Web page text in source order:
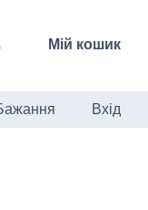
Мій кошик
Вхід